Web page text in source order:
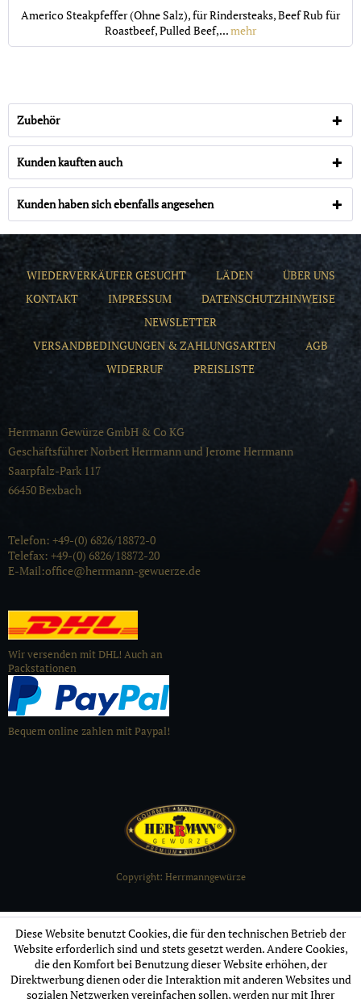
Americo Steakpfeffer (Ohne Salz), für Rindersteaks, Beef Rub für
Roastbeef, Pulled Beef,...mehr
Zubehör
Kunden kauften auch
Kunden haben sich ebenfalls angesehen
WIEDERVERKÄUFER GESUCHT LÄDEN
ÜBER UNS
KONTAKT
IMPRESSUM
DATENSCHUTZHINWEISE
NEWSLETTER
VERSANDBEDINGUNGEN & ZAHLUNGSARTEN
AGB
WIDERRUF
PREISLISTE
Herrmann Gewürze GmbH & Co KG
Geschäftsführer Norbert Herrmann und Jerome Herrmann
Saarpfalz-Park 117
66450 Bexbach
Telefon: +49-(0) 6826/18872-0
Telefax: +49-(0) 6826/18872-20
E-Mail:office@herrmann-gewuerze.de
Wir versenden mit DHL! Auch an
Packstationen
Bequem online zahlen mit Paypal!
Copyright: Herrmanngewürze
Diese Website benutzt Cookies, die für den technischen Betrieb der
Website erforderlich sind und stets gesetzt werden. Andere Cookies,
die den Komfort bei Benutzung dieser Website erhöhen, der
Direktwerbung dienen oder die Interaktion mit anderen Websites und
sozialen Netzwerken vereinfachen sollen, werden nur mit Ihrer